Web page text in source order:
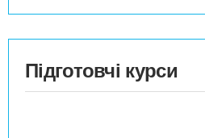
Підготовчі курси